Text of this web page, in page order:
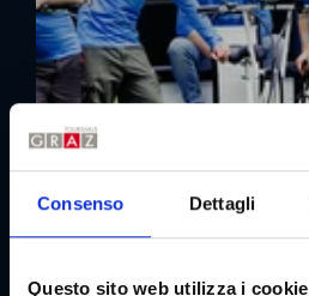
Consenso Dettagli
Questo sito web utilizza i cookie